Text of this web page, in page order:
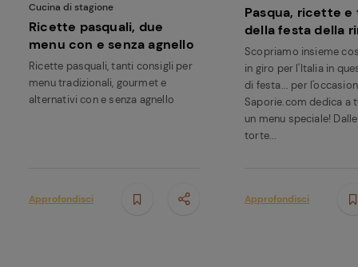
Cucina di stagione
Ricette pasquali, due
menu con e senza agnello
Ricette pasquali, tanti consigli per
menu tradizionali, gourmet e
alternativi con e senza agnello
Approfondisci
Pasqua, ricette e
della festa della
Scopriamo insieme
in giro per l'Italia in
di festa... per
Saporie.com dedica a
un menu speciale!
torte...
Approfondisci